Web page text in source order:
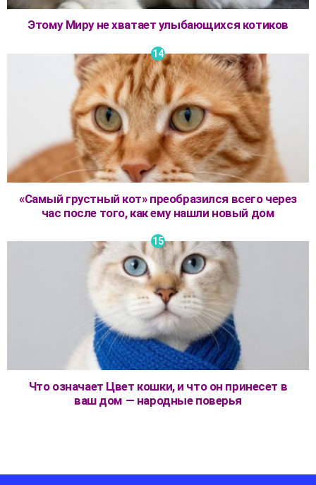
Этому Миру не хватает улыбающихся котиков
«Самый грустный кот» преобразился всего через
час после того, как ему нашли новый дом
Что означает Цвет кошки, и что он принесет в
ваш дом — народные поверья